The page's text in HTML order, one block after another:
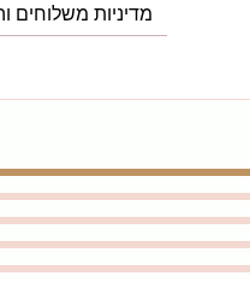
מדיניות משלוחים